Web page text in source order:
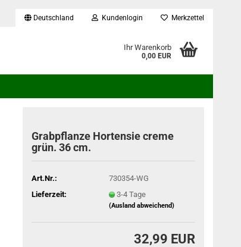
Deutschland Kundenlogin Merkzettel
Ihr Warenkorb
0,00 EUR
Grabpflanze Hortensie creme
grün. 36 cm.
Art.Nr.:
730354-WG
Lieferzeit:
3-4 Tage
(Ausland abweichend)
32,99 EUR